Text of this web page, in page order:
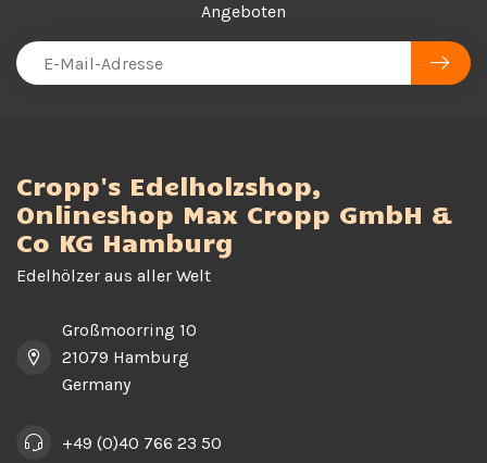
Angeboten
Cropp's Edelholzshop,
Onlineshop Max Cropp GmbH &
Co KG Hamburg
Edelhölzer aus aller Welt
Großmoorring 10
21079 Hamburg
Germany
+49 (0)40 766 23 50